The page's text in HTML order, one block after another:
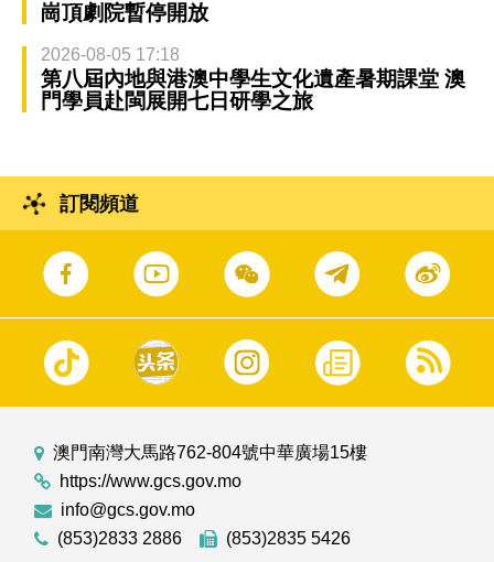
崗頂劇院暫停開放
2026-08-05 17:18
第八屆內地與港澳中學生文化遺產暑期課堂 澳
門學員赴閩展開七日研學之旅
訂閱頻道
澳門南灣大馬路762-804號中華廣場15樓
https://www.gcs.gov.mo
info@gcs.gov.mo
(853)2833 2886
(853)2835 5426